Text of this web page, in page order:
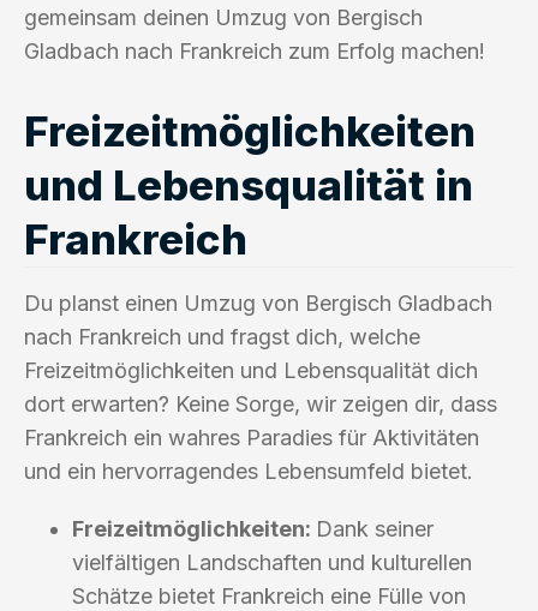
gemeinsam deinen Umzug von Bergisch
Gladbach nach Frankreich zum Erfolg machen!
Freizeitmöglichkeiten
und Lebensqualität in
Frankreich
Du planst einen Umzug von Bergisch Gladbach
nach Frankreich und fragst dich, welche
Freizeitmöglichkeiten und Lebensqualität dich
dort erwarten? Keine Sorge, wir zeigen dir, dass
Frankreich ein wahres Paradies für Aktivitäten
und ein hervorragendes Lebensumfeld bietet.
Freizeitmöglichkeiten: Dank seiner
vielfältigen Landschaften und kulturellen
Schätze bietet Frankreich eine Fülle von